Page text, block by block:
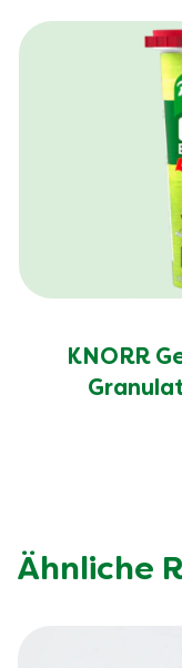
Ballaststoffe (g)
KNORR
Ähnliche